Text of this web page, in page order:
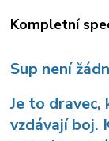
Kompletní
Sup není
Je to
vzdávají boj.